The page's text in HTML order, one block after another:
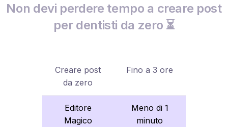
Non devi perdere tempo a creare post
per dentisti da zero ⏳
Creare post
da zero
Fino a 3 ore
Editore
Magico
Meno di 1
minuto